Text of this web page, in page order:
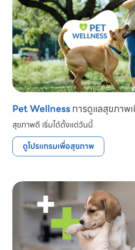
Pet Wellnessการดูแลสุขภาพ
สุขภาพดี เริ่มได้ตั้งแต่วันนี้
ดูโปรแกรมเพื่อสุขภาพ